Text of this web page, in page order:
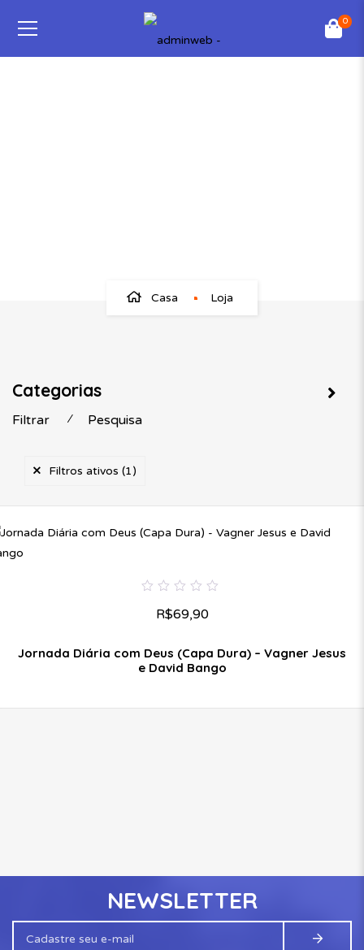
0
Casa Loja
Categorias
Filtrar ⁄ Pesquisa
Filtros ativos (1)
5
R$69,90
Jornada Diária com Deus (Capa Dura) – Vagner Jesus
e David Bango
NEWSLETTER